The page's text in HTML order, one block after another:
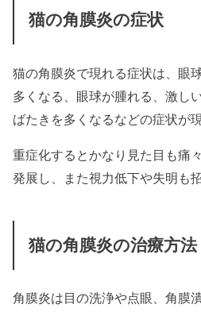
猫の角膜炎の症状
猫の角膜炎で現れる症状は、眼
多くなる、眼球が腫れる、激し
ばたきを多くなるなどの症状が
重症化するとかなり見た目も痛
発展し、また視力低下や失明も
猫の角膜炎の治療方法
角膜炎は目の洗浄や点眼、角膜